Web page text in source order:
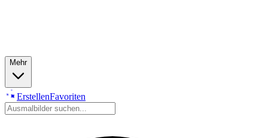
Mehr
ErstellenFavoriten